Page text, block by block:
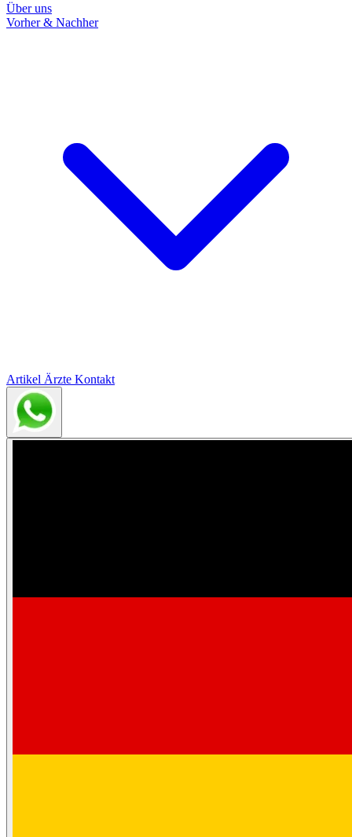
Über uns
Vorher & Nachher
Artikel Ärzte Kontakt